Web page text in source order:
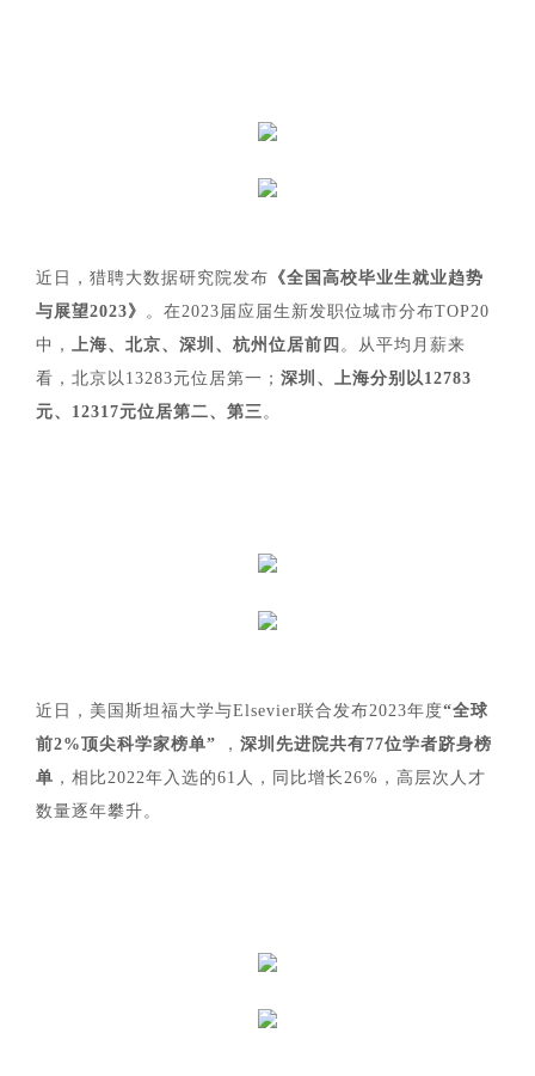
近日，猎聘大数据研究院发布 《全国高校毕业生就业趋势
与展望2023》 。在2023届应届生新发职位城市分布TOP20
中， 上海、北京、深圳、杭州位居前四 。从平均月薪来
看，北京以13283元位居第一； 深圳、上海分别以12783
元、12317元位居第二、第三。
近日，美国斯坦福大学与Elsevier联合发布2023年度“全球
前2%顶尖科学家榜单” ， 深圳先进院共有77位学者跻身榜
单 ，相比2022年入选的61人，同比增长26%，高层次人才
数量逐年攀升。